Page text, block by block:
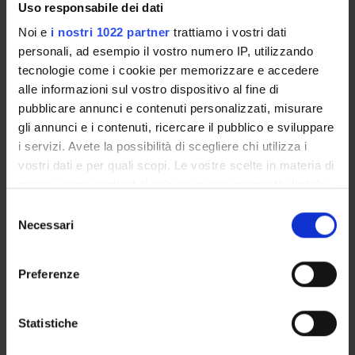
Uso responsabile dei dati
Noi e i nostri 1022 partner trattiamo i vostri dati
personali, ad esempio il vostro numero IP, utilizzando
tecnologie come i cookie per memorizzare e accedere
alle informazioni sul vostro dispositivo al fine di
pubblicare annunci e contenuti personalizzati, misurare
gli annunci e i contenuti, ricercare il pubblico e sviluppare
i servizi. Avete la possibilità di scegliere chi utilizza i
vostri dati e per quali scopi. Le vostre scelte in materia di
modificare o revocare il proprio consenso in qualsiasi
momento dalla Dichiarazione sui cookie o facendo clic
raccogliere informazioni sulla tua posizione
geografica, con un'approssimazione di qualche
delNecessari
Preferenze
Statistiche
PROJECT PARTICIPANTS
Denise Doria
Maria Enrica Fracasso
Alessia Scotton
SECTIONS